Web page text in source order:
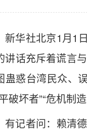
新华社北京1月1
讲话充斥着谎言
蛊惑台湾民众、
破坏者”“危机制造
有记者问：赖清